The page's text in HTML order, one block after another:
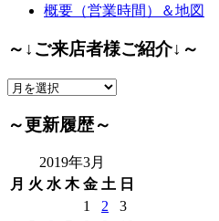
概要（営業時間）＆地図
～↓ご来店者様ご紹介↓～
～
ご
者
ご
～更新履歴～
2019年3月
月 火 水 木 金 土 日
1
2
3